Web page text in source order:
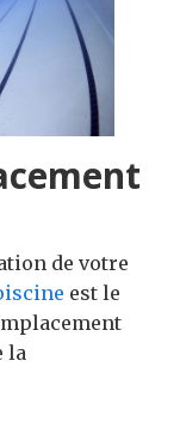
de votre
est le
la